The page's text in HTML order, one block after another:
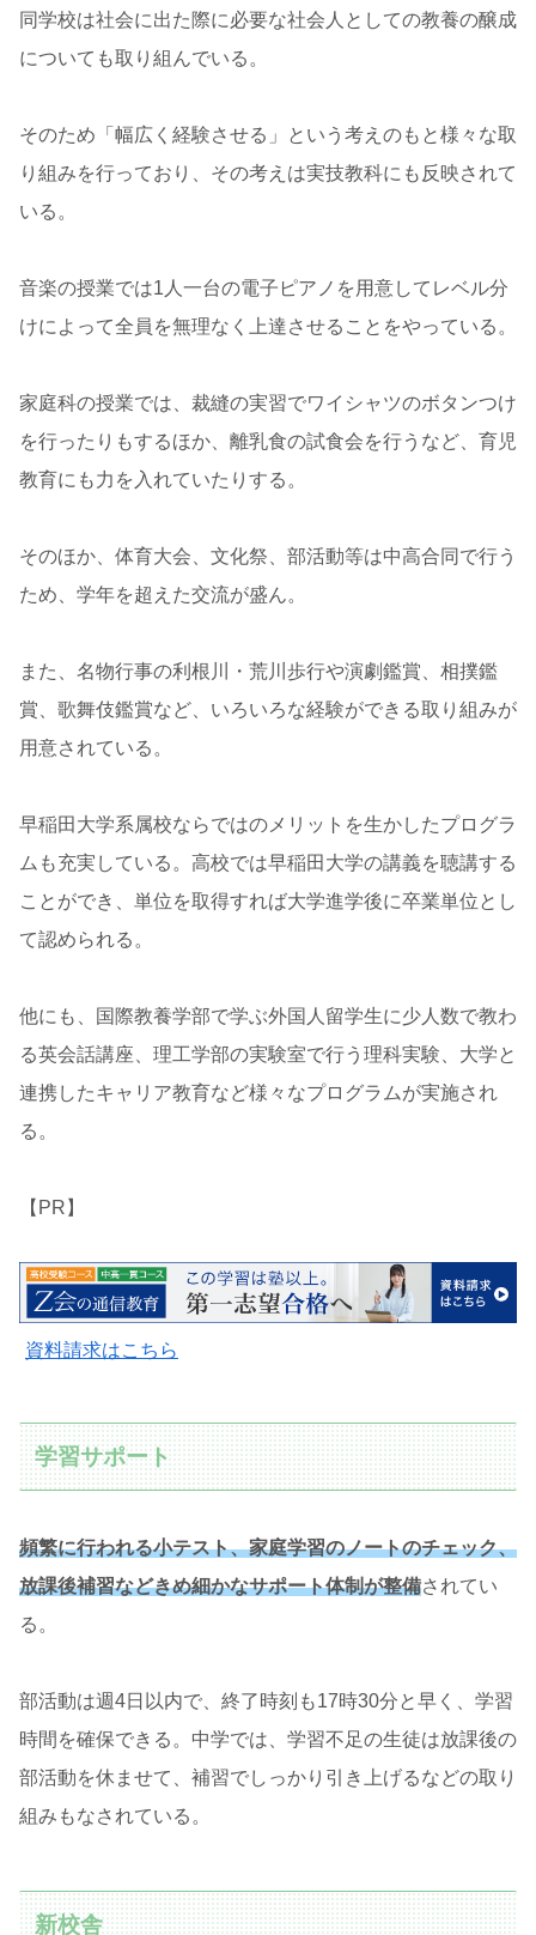
同学校は社会に出た際に必要な社会人としての教養の醸成
についても取り組んでいる。
そのため「幅広く経験させる」という考えのもと様々な取
り組みを行っており、その考えは実技教科にも反映されて
いる。
音楽の授業では1人一台の電子ピアノを用意してレベル分
けによって全員を無理なく上達させることをやっている。
家庭科の授業では、裁縫の実習でワイシャツのボタンつけ
を行ったりもするほか、離乳食の試食会を行うなど、育児
教育にも力を入れていたりする。
そのほか、体育大会、文化祭、部活動等は中高合同で行う
ため、学年を超えた交流が盛ん。
また、名物行事の利根川・荒川歩行や演劇鑑賞、相撲鑑
賞、歌舞伎鑑賞など、いろいろな経験ができる取り組みが
用意されている。
早稲田大学系属校ならではのメリットを生かしたプログラ
ムも充実している。高校では早稲田大学の講義を聴講する
ことができ、単位を取得すれば大学進学後に卒業単位とし
て認められる。
他にも、国際教養学部で学ぶ外国人留学生に少人数で教わ
る英会話講座、理工学部の実験室で行う理科実験、大学と
連携したキャリア教育など様々なプログラムが実施され
る。
【PR】
資料請求はこちら
学習サポート
頻繁に行われる小テスト、家庭学習のノートのチェック、
放課後補習などきめ細かなサポート体制が整備されてい
る。
部活動は週4日以内で、終了時刻も17時30分と早く、学習
時間を確保できる。中学では、学習不足の生徒は放課後の
部活動を休ませて、補習でしっかり引き上げるなどの取り
組みもなされている。
新校舎